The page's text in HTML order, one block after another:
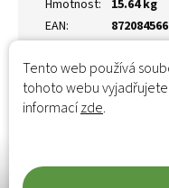
Tento web používá
tohoto webu vyjadřujete
informacízde.
Hmotnost:
15.64 kg
EAN: